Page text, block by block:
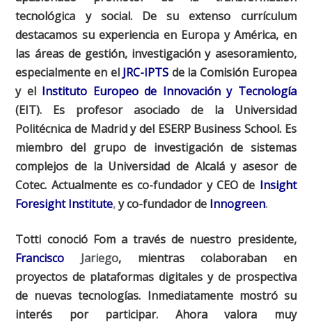
tecnológica y social. De su extenso currículum
destacamos su experiencia en Europa y América, en
las áreas de gestión, investigación y asesoramiento,
especialmente en el JRC-IPTS de la Comisión Europea
y el Instituto Europeo de Innovación y Tecnología
(EIT). Es profesor asociado de la Universidad
Politécnica de Madrid y del ESERP Business School. Es
miembro del grupo de investigación de sistemas
complejos de la Universidad de Alcalá y asesor de
Cotec. Actualmente es co-fundador y CEO de Insight
Foresight Institute,y co-fundador de Innogreen.
Totti conoció Fom a través de nuestro presidente,
Francisco Jariego, mientras colaboraban en
proyectos de plataformas digitales y de prospectiva
de nuevas tecnologías. Inmediatamente mostró su
interés por participar. Ahora valora muy